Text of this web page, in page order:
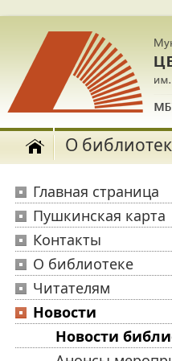
О
Главная страница
Пушкинская карта
Контакты
О библиотеке
Читателям
Новости
Новости